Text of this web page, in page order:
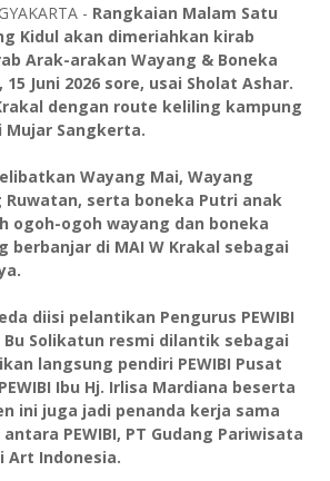
- Rangkaian Malam Satu
Kidul akan dimeriahkan kirab
Arak-arakan Wayang & Boneka
15 Juni 2026 sore, usai Sholat Ashar.
dengan route keliling kampung
Mujar Sangkerta.
Wayang Mai, Wayang
Ruwatan, serta boneka Putri anak
ogoh-ogoh wayang dan boneka
berbanjar di MAI W Krakal sebagai
diisi pelantikan Pengurus PEWIBI
Bu Solikatun resmi dilantik sebagai
langsung pendiri PEWIBI Pusat
Ibu Hj. Irlisa Mardiana beserta
ini juga jadi penanda kerja sama
PEWIBI, PT Gudang Pariwisata
Art Indonesia.